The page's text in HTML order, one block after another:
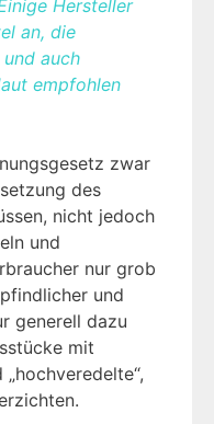
Hersteller
an, die
auch
empfohlen
zwar
des
nicht jedoch
und
nur grob
und
generell dazu
mit